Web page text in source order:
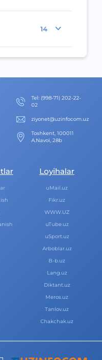
14
Теl: (998-71) 202-22-
02
ziyonet@uzinfocom.uz
Toshkent, 100011
A.Navoi, 28b
Loyihalar
uMail.uz
Fikr.uz
WWW.UZ
uTube.uz
uSport.uz
Arboblar.uz
B-b.uz
Lang.uz
Diktant.uz
Meros.uz
Tanlov.uz
Chakchak.uz